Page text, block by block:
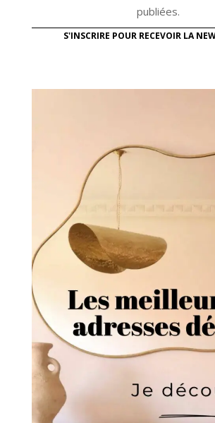
publiées.
S'INSCRIRE POUR RECEVOIR LA